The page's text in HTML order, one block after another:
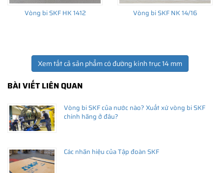
Distributor
Vòng bi SKF HK 1412 Vòng bi SKF NK 14/16
Xem tất cả sản phẩm có đường kính trục 14 mm
BÀI VIẾT LIÊN QUAN
Vòng bi SKF của nước nào? Xuất xứ vòng bi SKF
chính hãng ở đâu?
Các nhãn hiệu của Tập đoàn SKF